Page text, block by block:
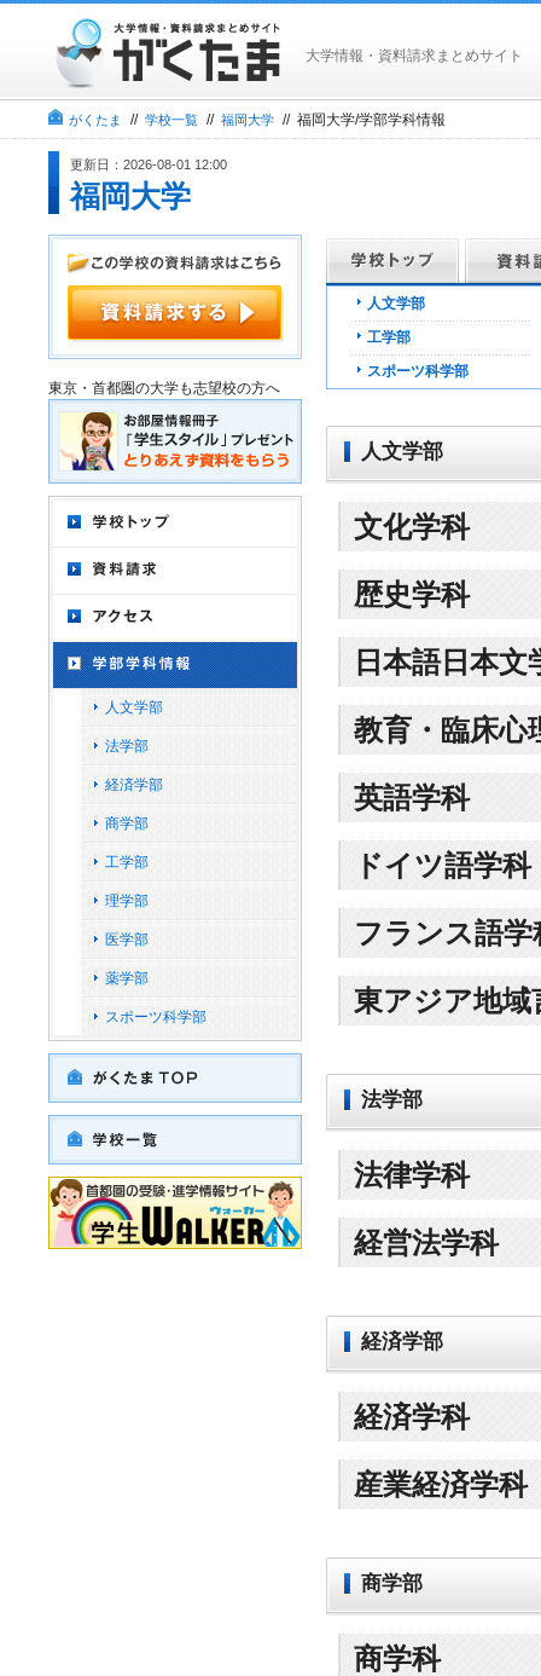
大学情報・資料請求まとめサイト
がくたま // 学校一覧 // 福岡大学 // 福岡大学/学部学科情報
更新日：2026-08-01 12:00
福岡大学
人文学部
工学部
スポーツ科学部
人文学部
文化学科
歴史学科
日本語日本文
教育・臨床心
英語学科
ドイツ語学科
フランス語学
東アジア地域
法学部
法律学科
経営法学科
経済学部
経済学科
産業経済学科
商学部
商学科
東京・首都圏の大学も志望校の方へ
人文学部
法学部
経済学部
商学部
工学部
理学部
医学部
薬学部
スポーツ科学部